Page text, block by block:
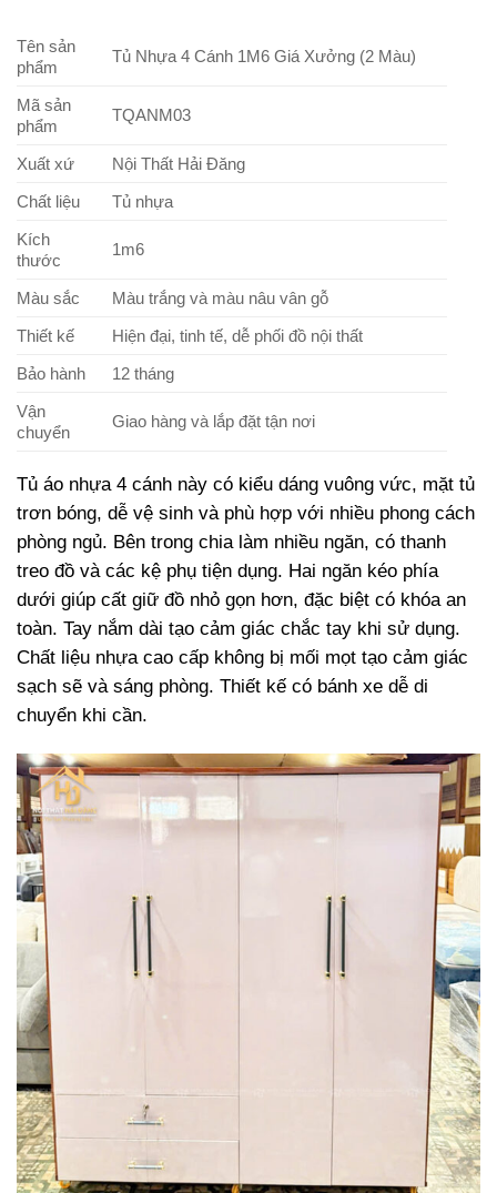
Tên sản
phẩm
Tủ Nhựa 4 Cánh 1M6 Giá Xưởng (2 Màu)
Mã sản
phẩm
TQANM03
Xuất xứ
Nội Thất Hải Đăng
Chất liệu
Tủ nhựa
Kích
thước
1m6
Màu sắc
Màu trắng và màu nâu vân gỗ
Thiết kế
Hiện đại, tinh tế, dễ phối đồ nội thất
Bảo hành
12 tháng
Vận
chuyển
Giao hàng và lắp đặt tận nơi
Tủ áo nhựa 4 cánh này có kiểu dáng vuông vức, mặt tủ
trơn bóng, dễ vệ sinh và phù hợp với nhiều phong cách
phòng ngủ. Bên trong chia làm nhiều ngăn, có thanh
treo đồ và các kệ phụ tiện dụng. Hai ngăn kéo phía
dưới giúp cất giữ đồ nhỏ gọn hơn, đặc biệt có khóa an
toàn. Tay nắm dài tạo cảm giác chắc tay khi sử dụng.
Chất liệu nhựa cao cấp không bị mối mọt tạo cảm giác
sạch sẽ và sáng phòng. Thiết kế có bánh xe dễ di
chuyển khi cần.